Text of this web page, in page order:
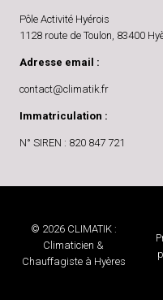
Pôle Activité Hyérois
1128 route de Toulon, 83400
Adresse email :
contact@climatik.fr
Immatriculation :
N° SIREN : 820 847 721
© 2026 CLIMATIK :
Climaticien &
Chauffagiste à Hyères